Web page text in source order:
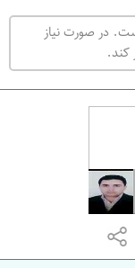
در صورت نیاز
کند.